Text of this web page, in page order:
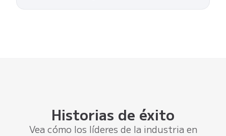
Historias de éxito
Vea cómo los líderes de la industria en